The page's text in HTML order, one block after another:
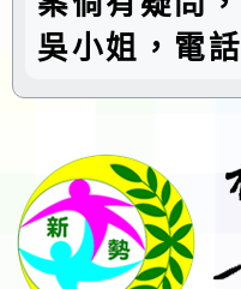
吳小姐，電